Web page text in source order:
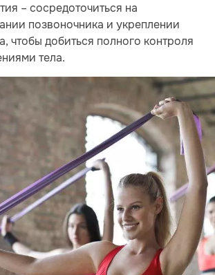
– сосредоточиться на
позвоночника и укреплении
чтобы добиться полного контроля
тела.